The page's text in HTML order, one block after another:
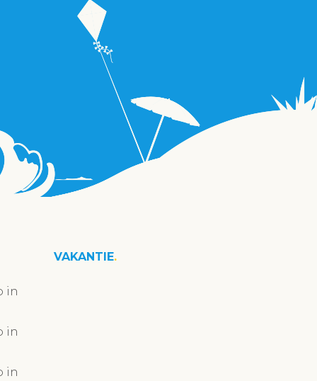
in
in
in
VAKANTIE